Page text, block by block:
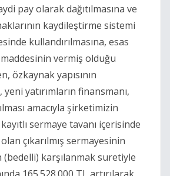
pay olarak dağıtılmasına ve
kaydileştirme sistemi
kullandırılmasına, esas
vermiş olduğu
özkaynak yapısının
yatırımların finansmanı,
amacıyla şirketimizin
sermaye tavanı içerisinde
çıkarılmış sermayesinin
(bedelli) karşılanmak suretiyle